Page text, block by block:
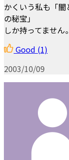
かくいう私も「
の秘宝」
しか持ってませ
Good (1)
2003/10/09